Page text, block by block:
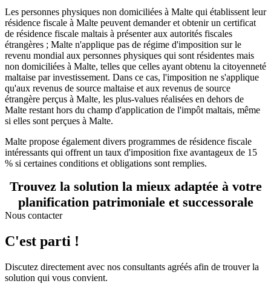
Les personnes physiques non domiciliées à Malte qui établissent leur
résidence fiscale à Malte peuvent demander et obtenir un certificat
de résidence fiscale maltais à présenter aux autorités fiscales
étrangères ; Malte n'applique pas de régime d'imposition sur le
revenu mondial aux personnes physiques qui sont résidentes mais
non domiciliées à Malte, telles que celles ayant obtenu la citoyenneté
maltaise par investissement. Dans ce cas, l'imposition ne s'applique
qu'aux revenus de source maltaise et aux revenus de source
étrangère perçus à Malte, les plus-values réalisées en dehors de
Malte restant hors du champ d'application de l'impôt maltais, même
si elles sont perçues à Malte.
Malte propose également divers programmes de résidence fiscale
intéressants qui offrent un taux d'imposition fixe avantageux de 15
% si certaines conditions et obligations sont remplies.
Trouvez la solution la mieux adaptée à votre
planification patrimoniale et successorale
Nous contacter
C'est parti !
Discutez directement avec nos consultants agréés afin de trouver la
solution qui vous convient.